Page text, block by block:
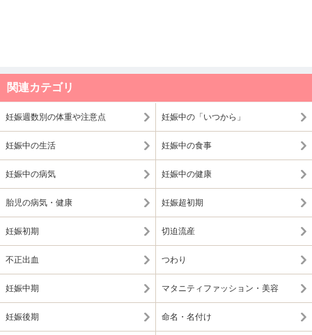
関連カテゴリ
妊娠週数別の体重や注意点 妊娠中の「いつから」
妊娠中の生活 妊娠中の食事
妊娠中の病気 妊娠中の健康
胎児の病気・健康 妊娠超初期
妊娠初期 切迫流産
不正出血 つわり
妊娠中期 マタニティファッション・美容
妊娠後期 命名・名付け